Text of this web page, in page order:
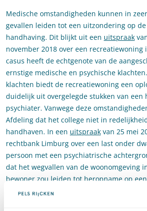
Medische omstandigheden kunnen in
gevallen leiden tot een uitzondering op
handhaving. Dit blijkt uit een uitspraak
november 2018 over een recreatiewoning
casus heeft de echtgenote van de
ernstige medische en psychische
klachten biedt de recreatiewoning een
duidelijk uit overgelegde stukken van een
psychiater. Vanwege deze
Afdeling dat het college niet in
handhaven. In een uitspraak van 25 mei
rechtbank Limburg over een last onder
persoon met een psychiatrische
dat het wegvallen van de woonomgeving
bewoner zou leiden tot heropname op
afdeling. Die verwachting was ook
behandelend psychiater. Deze situatie is